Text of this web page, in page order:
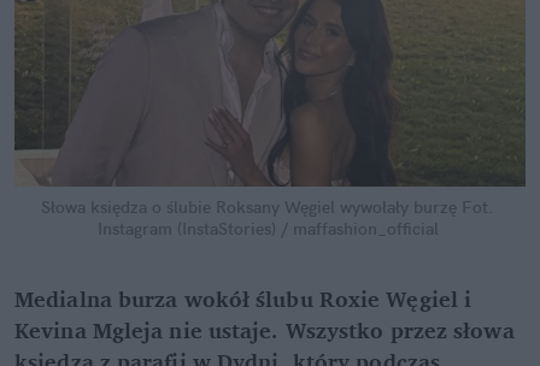
Słowa księdza o ślubie Roksany Węgiel wywołały burzę Fot.
Instagram (InstaStories) / maffashion_official
Medialna burza wokół ślubu Roxie Węgiel i
Kevina Mgleja nie ustaje. Wszystko przez słowa